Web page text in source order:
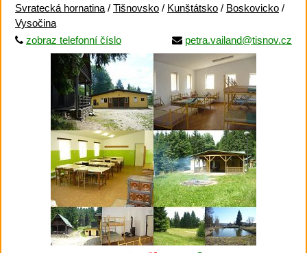
Svratecká hornatina / Tišnovsko / Kunštátsko / Boskovicko /
Vysočina
zobraz telefonní číslo
petra.vailand@tisnov.cz